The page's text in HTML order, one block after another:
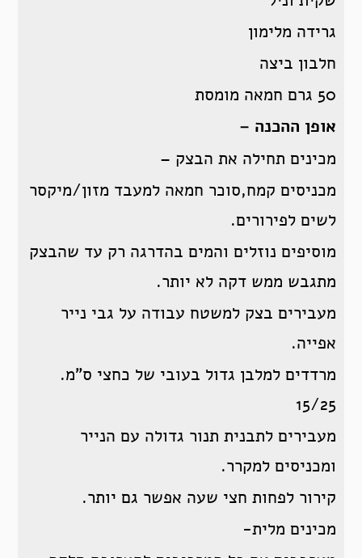
גרידה מלימון
חלבון ביצה
50 גרם חמאה מומסת
אופן ההכנה –
מכינים תחילה את הבצק –
מכניסים קמח,סוכר חמאה למעבד מזון/מיקסר
לשים לפירורים.
מוסיפים נוזלים והמים בהדרגה רק עד שהבצק
מתגבש ממש דקה לא יותר.
מעבירים בצק למשטח עבודה על גבי נייר
אפייה.
מרדדים למלבן גדול בעובי של כחצי ס”מ.
15/25
מעבירים לתבנית תנור גדולה עם הנייר
ומכניסים למקרר.
קירור לפחות חצי שעה אפשר גם יותר.
מכינים מלית-